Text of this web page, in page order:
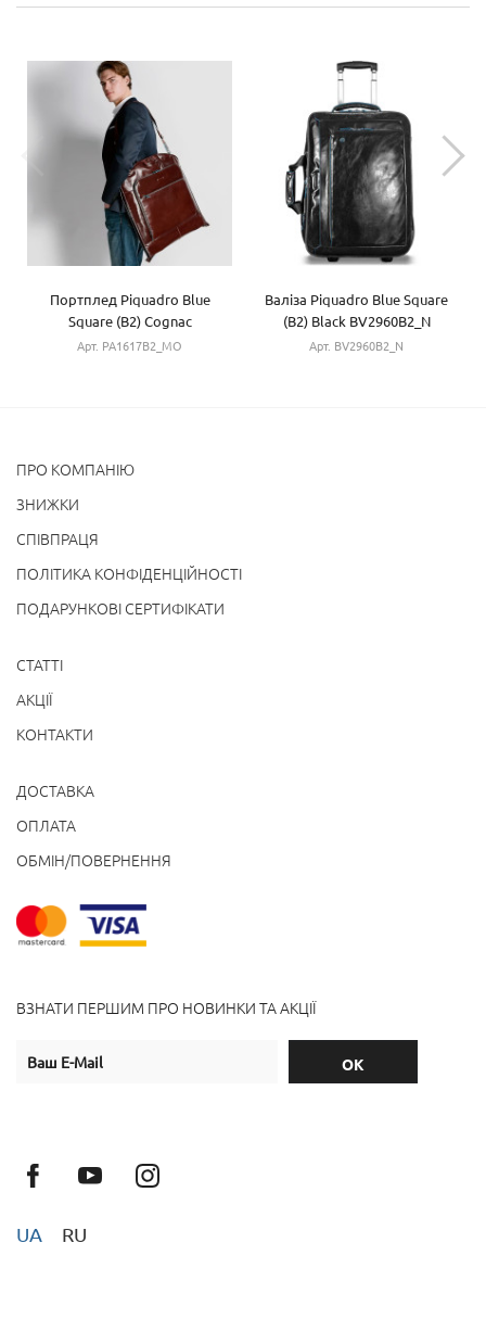
Портплед Piquadro Blue
Square (B2) Cognac
PA1617B2_MO
Арт. PA1617B2_MO
Валіза Piquadro Blue Square
(B2) Black BV2960B2_N
Арт. BV2960B2_N
ПРО КОМПАНІЮ
ЗНИЖКИ
СПІВПРАЦЯ
ПОЛІТИКА КОНФІДЕНЦІЙНОСТІ
ПОДАРУНКОВІ СЕРТИФІКАТИ
СТАТТІ
АКЦІЇ
КОНТАКТИ
ДОСТАВКА
ОПЛАТА
ОБМІН/ПОВЕРНЕННЯ
ВЗНАТИ ПЕРШИМ ПРО НОВИНКИ ТА АКЦІЇ
UA RU